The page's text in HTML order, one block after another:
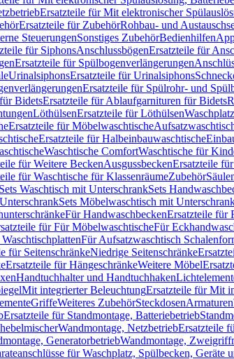
Ersatzteile für Mit elektronischer
Ersatzteile für ZubehörRohbau- und
SteuerungenSonstiges ZubehörBedienhilfen
für SiphonsAnschlussbögenErsatzteile für
Ersatzteile für Spülbogenverlängerungen
UrinalsiphonsErsatzteile für Urinalsiphons
Ersatzteile für Spülrohr- und
BidetsErsatzteile für Ablaufgarnituren für Bidets
LöthülsenErsatzteile für LöthülsenWaschplatz
Ersatzteile für Möbelwaschtische
Ersatzteile für Halbeinbauwaschtische
Waschtische ComfortWaschtische für
für Weitere BeckenAusgussbeckenErsatzteile
für Waschtische für KlassenräumeZubehör
Sets Waschtisch mit UnterschrankSets
Sets Möbelwaschtisch mit
Für HandwaschbeckenErsatzteile für
für Für MöbelwaschtischeFür
Für Aufsatzwaschtisch
für SeitenschränkeNiedrige Seitenschränke
Ersatzteile für HängeschränkeWeitere Möbel
Handtuchhalter und Handtuchhaken
Mit integrierter BeleuchtungErsatzteile für Mit
GriffeWeiteres ZubehörSteckdosenArmaturen
Ersatzteile für Standmontage, Batteriebetrieb
Wandmontage, NetzbetriebErsatzteile
GeneratorbetriebWandmontage,
für Waschplatz, Spülbecken, Geräte